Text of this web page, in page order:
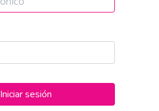
Iniciar sesión